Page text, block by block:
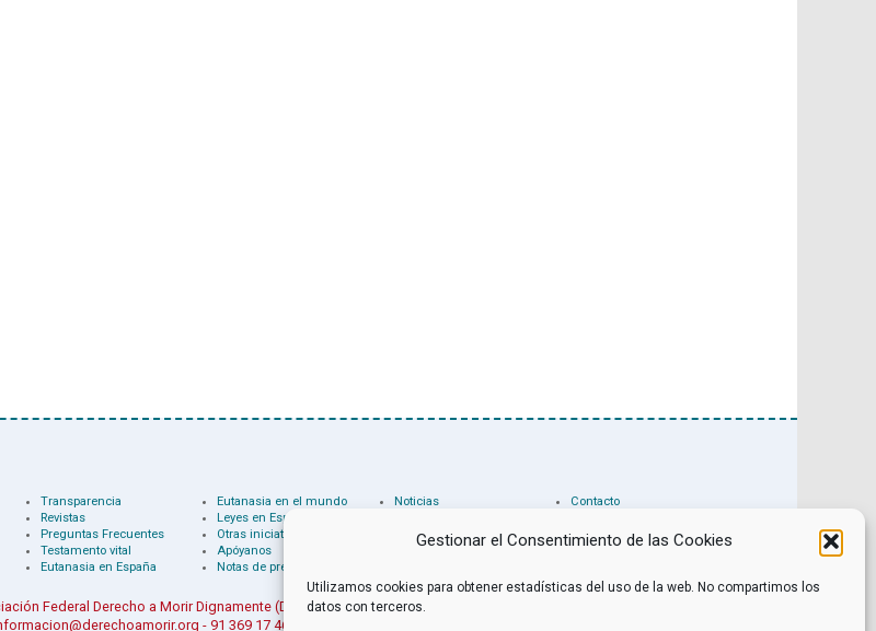
Gestionar el Consentimiento de las Cookies
Utilizamos cookies para obtener estadísticas del uso de la web. No compartimos los
datos con terceros.
Transparencia
Revistas
Preguntas Frecuentes
Testamento vital
Eutanasia en España
Eutanasia en el mundo
Leyes en España
Otras iniciativas
Apóyanos
Notas de prensa
Noticias
Archivo
Libros recomendados
Contacto
Política de privacidad
Facebook
Federal Derecho a Morir Dignamente (DMD)
- 91 369 17 46